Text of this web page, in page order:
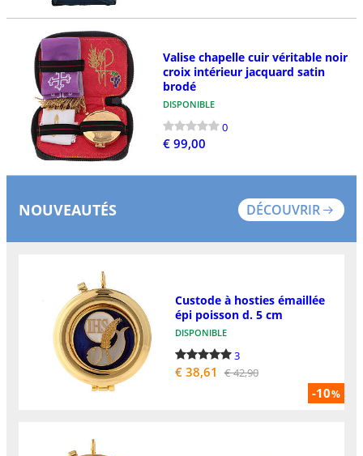
Valise chapelle cuir véritable noir
croix intérieur jacquard satin
brodé
DISPONIBLE
0
€ 99,00
NOUVEAUTÉS DÉCOUVRIR
-10%
Custode à hosties émaillée
épi poisson d. 5 cm
DISPONIBLE
3
€ 38,61 € 42,90